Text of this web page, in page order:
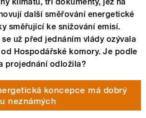
další směřování energetické
směřující ke snižování emisí.
už před jednáním vlády ozývala
Hospodářské komory. Je podle
projednání odložila?
koncepce má dobrý
neznámých